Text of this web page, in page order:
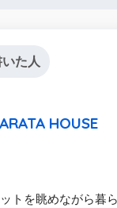
た人
ARATA HOUSE
トを眺めながら暮